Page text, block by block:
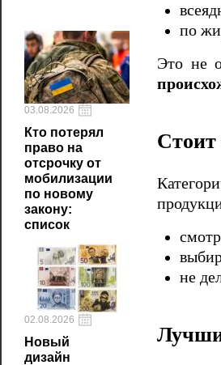
03.08.2026
Кто потерял
право на
отсрочку от
мобилизации
по новому
закону:
список
02.08.2026
Новый
дизайн
по
Это не
Стоит
не